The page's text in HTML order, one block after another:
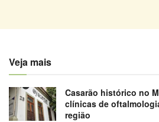
Veja mais
Casarão histórico no
clínicas de
região